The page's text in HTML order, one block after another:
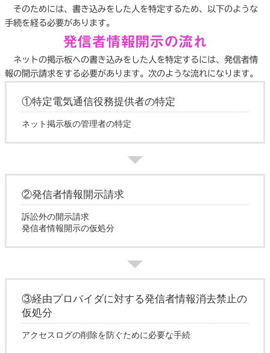
そのためには、書き込みをした人を特定するため、以下のような
手続を経る必要があります。
発信者情報開示の流れ
ネットの掲示板への書き込みをした人を特定するには、発信者情
報の開示請求をする必要があります。次のような流れになります。
①特定電気通信役務提供者の特定
ネット掲示板の管理者の特定
②発信者情報開示請求
訴訟外の開示請求
発信者情報開示の仮処分
③経由プロバイダに対する発信者情報消去禁止の
仮処分
アクセスログの削除を防ぐために必要な手続